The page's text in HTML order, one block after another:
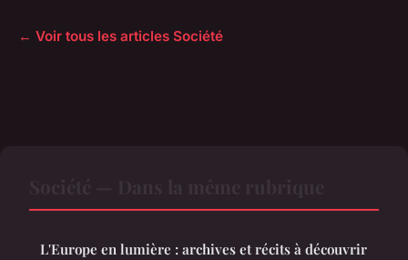
← Voir tous les articles Société
L'Europe en lumière : archives et récits à découvrir